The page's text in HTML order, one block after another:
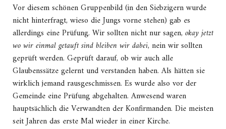
Vor diesem schönen Gruppenbild (in den Siebzigern wurde
nicht hinterfragt, wieso die Jungs vorne stehen) gab es
allerdings eine Prüfung. Wir sollten nicht nur sagen, okay jetzt
wo wir einmal getauft sind bleiben wir dabei, nein wir sollten
geprüft werden. Geprüft darauf, ob wir auch alle
Glaubenssätze gelernt und verstanden haben. Als hätten sie
wirklich jemand rausgeschmissen. Es wurde also vor der
Gemeinde eine Prüfung abgehalten. Anwesend waren
hauptsächlich die Verwandten der Konfirmanden. Die meisten
seit Jahren das erste Mal wieder in einer Kirche.